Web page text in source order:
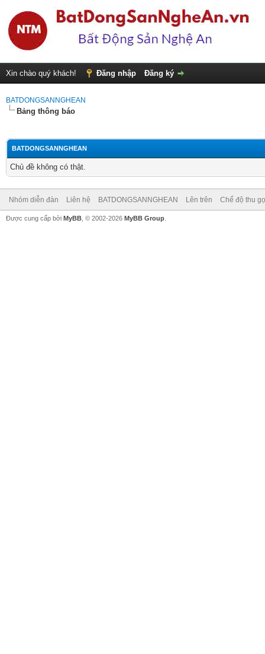
Xin chào quý khách! Đăng nhập Đăng ký
BATDONGSANNGHEAN
Bảng thông báo
BATDONGSANNGHEAN
Chủ đề không có thật.
Nhóm diễn đàn Liên hệ BATDONGSANNGHEAN Lên trên Chế độ thu
Được cung cấp bởi MyBB , © 2002-2026 MyBB Group